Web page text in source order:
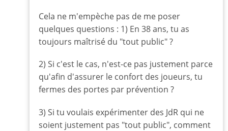
leloup
Cela ne m'empèche pas de me poser
quelques questions : 1) En 38 ans, tu as
toujours maîtrisé du "tout public" ?
2) Si c'est le cas, n'est-ce pas justement parce
qu'afin d'assurer le confort des joueurs, tu
fermes des portes par prévention ?
3) Si tu voulais expérimenter des JdR qui ne
soient justement pas "tout public", comment